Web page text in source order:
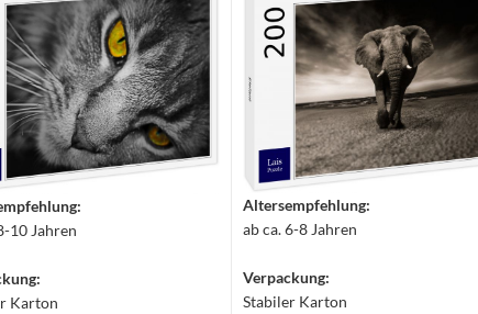
10 Jahren
Karton
Altersempfehlung:
ab ca. 6-8 Jahren
Verpackung:
Stabiler Karton